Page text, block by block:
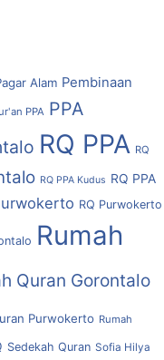
Alam Pembinaan
PPA PPA
RQ PPA RQ
RQ PPA Kudus RQ PPA
RQ Purwokerto
Rumah
Quran Gorontalo
Purwokerto Rumah
Sedekah Quran Sofia Hilya